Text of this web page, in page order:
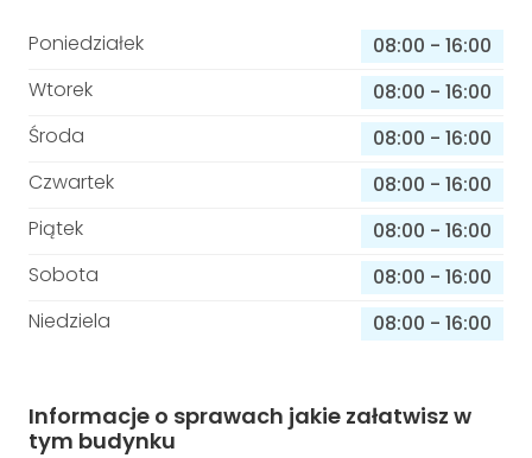
Poniedziałek 08:00 - 16:00
Wtorek
08:00 - 16:00
Środa
08:00 - 16:00
Czwartek
08:00 - 16:00
Piątek
08:00 - 16:00
Sobota
08:00 - 16:00
Niedziela
08:00 - 16:00
Informacje o sprawach jakie załatwisz w
tym budynku